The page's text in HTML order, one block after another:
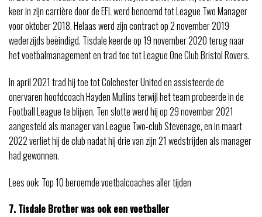
keer in zijn carrière door de EFL werd benoemd tot League Two Manager
voor oktober 2018. Helaas werd zijn contract op 2 november 2019
wederzijds beëindigd. Tisdale keerde op 19 november 2020 terug naar
het voetbalmanagement en trad toe tot League One Club Bristol Rovers.
In april 2021 trad hij toe tot Colchester United en assisteerde de
onervaren hoofdcoach Hayden Mullins terwijl het team probeerde in de
Football League te blijven. Ten slotte werd hij op 29 november 2021
aangesteld als manager van League Two-club Stevenage, en in maart
2022 verliet hij de club nadat hij drie van zijn 21 wedstrijden als manager
had gewonnen.
Lees ook: Top 10 beroemde voetbalcoaches aller tijden
7. Tisdale Brother was ook een voetballer